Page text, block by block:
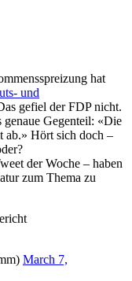
hat
und
gefiel der FDP nicht.
genaue Gegenteil: «Die
ab.» Hört sich doch –
der Woche – haben
zum Thema zu
March 7,